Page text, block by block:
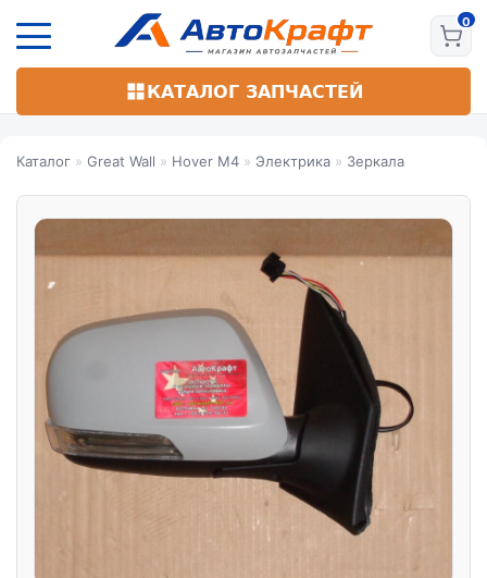
основному
КАТАЛОГ ЗАПЧАСТЕЙ
Каталог » Great Wall » Hover M4 » Электрика » Зеркала